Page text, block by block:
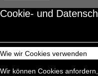
Cookie- und
Wie wir Cookies verwenden
Wir können Cookies